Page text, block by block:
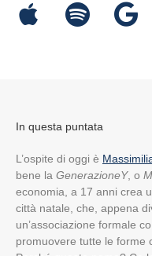
In questa puntata
L’ospite di oggi è
bene la GenerazioneY, o
economia, a 17 anni crea
città natale, che, appena
un’associazione formale
promuovere tutte le forme